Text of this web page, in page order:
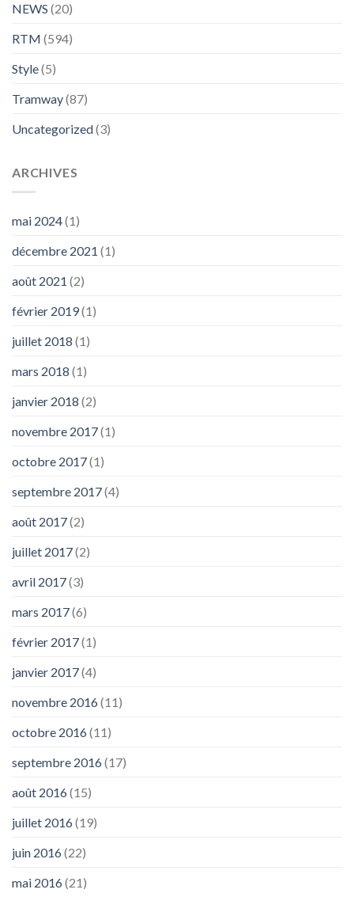
NEWS (20)
RTM (594)
Style(5)
Tramway(87)
Uncategorized(3)
ARCHIVES
mai 2024(1)
décembre 2021 (1)
août 2021 (2)
février 2019(1)
juillet 2018 (1)
mars 2018 (1)
janvier 2018 (2)
novembre 2017(1)
octobre 2017(1)
septembre 2017(4)
août 2017(2)
juillet 2017(2)
avril 2017(3)
mars 2017(6)
février 2017(1)
janvier 2017(4)
novembre 2016(11)
octobre 2016(11)
septembre 2016(17)
août 2016(15)
juillet 2016(19)
juin 2016(22)
mai 2016(21)